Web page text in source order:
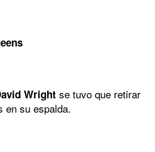
Wright se tuvo que retirar
en su espalda.